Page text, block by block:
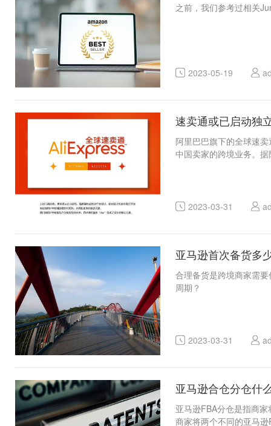
之前，我们参考过相关
2023-05-19
速卖通或已启动独
阿里巴巴旗下的全球速
中国卖家的跨境业务。
2023-03-31
亚马逊首次备货多
合理备货是跨境商家需
周期？
2023-03-31
亚马逊合仓分仓什
亚马逊FBA分仓是指商
商家将两个不同的亚马